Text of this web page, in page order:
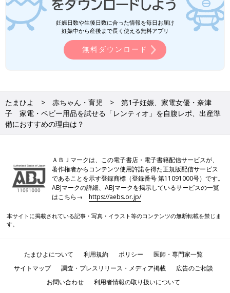
妊娠日数や生後日数に合った情報を毎日お届け
妊娠中から産後まで長く使える無料アプリ
無料ダウンロード
たまひよ 赤ちゃん・育児
第1子妊娠、家電女優・奈津
子 家電・ベビー用品を試せる「レンティオ」を自腹レポ、出産準
備におすすめの理由は？
ＡＢＪマークは、この電子書店・電子書籍配信サービスが、
著作権者からコンテンツ使用許諾を得た正規版配信サービス
であることを示す登録商標（登録番号 第11091000号）です。
ABJマークの詳細、ABJマークを掲示しているサービスの一覧
はこちら→https://aebs.or.jp/
本サイトに掲載されている記事・写真・イラスト等のコンテンツの無断転載を禁じま
す。
たまひよについて 利用規約 ポリシー
医師・専門家一覧
サイトマップ
調査・プレスリリース・メディア掲載
広告のご相談
お問い合わせ
利用者情報の取り扱いについて